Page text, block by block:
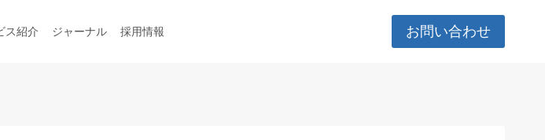
ス紹介 ジャーナル 採用情報 お問い合わせ